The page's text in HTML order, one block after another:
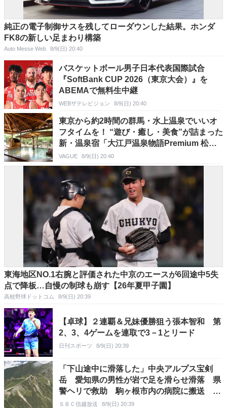
純正の電子制御サスを残してローダウンした結果。ホンダ
FK8の新しい足まわり構築
Auto Messe Web 8/9(日) 20:40
バスケットボール男子日本代表国際試合
『SoftBank CUP 2026（東京大会）』を
ABEMAで無料生中継
WEBザテレビジョン 8/9(日) 20:40
東京から約2時間の群馬・水上温泉でいいオ
フタイムを！ “遊び・癒し・美食”が詰まった
新・温泉宿「大江戸温泉物語Premium 松乃
井」はどこが見どころ？
VAGUE 8/9(日) 20:40
東海地区NO.1右腕と評価された中京のエースが6回途中5失
点で降板…自慢の制球も崩す【26年夏甲子園】
高校野球ドットコム 8/9(日) 20:39
【卓球】２連覇＆兄妹優勝狙う張本智和 第
2、3、4ゲームを連取で3－1とリード
日刊スポーツ 8/9(日) 20:39
「下山途中に滑落した」中央アルプス宝剣
岳 愛知県の男性が岩で足を滑らせ滑落 県
警ヘリで救助 駒ヶ根市内の病院に搬送 長
野
ＳＢＣ信越放送 8/9(日) 20:39